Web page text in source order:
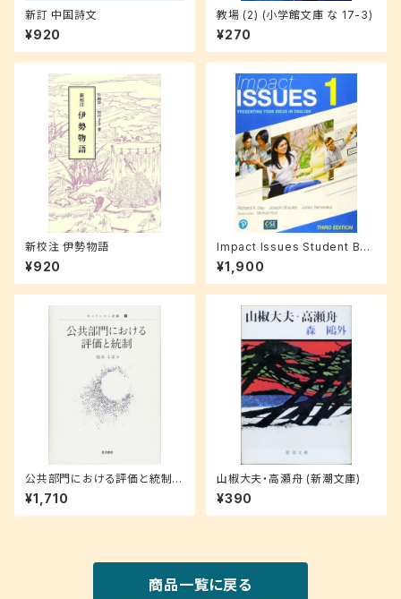
新訂 中国詩文
¥920
教場 (2) (小学館文庫 な 17-3)
¥270
新校注 伊勢物語
¥920
Impact Issues Student Boo
k with Online Code Level 1
¥1,900
公共部門における評価と統制
(ガバナンスと評価)
¥1,710
山椒大夫・高瀬舟 (新潮文庫)
¥390
商品一覧に戻る